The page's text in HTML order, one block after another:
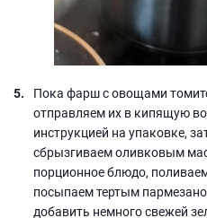
Пока фарш с овощами
отправляем их в кипящую
инструкцией на упаковке,
сбрызгиваем оливковым
порционное блюдо,
посыпаем тертым
добавить немного свежей